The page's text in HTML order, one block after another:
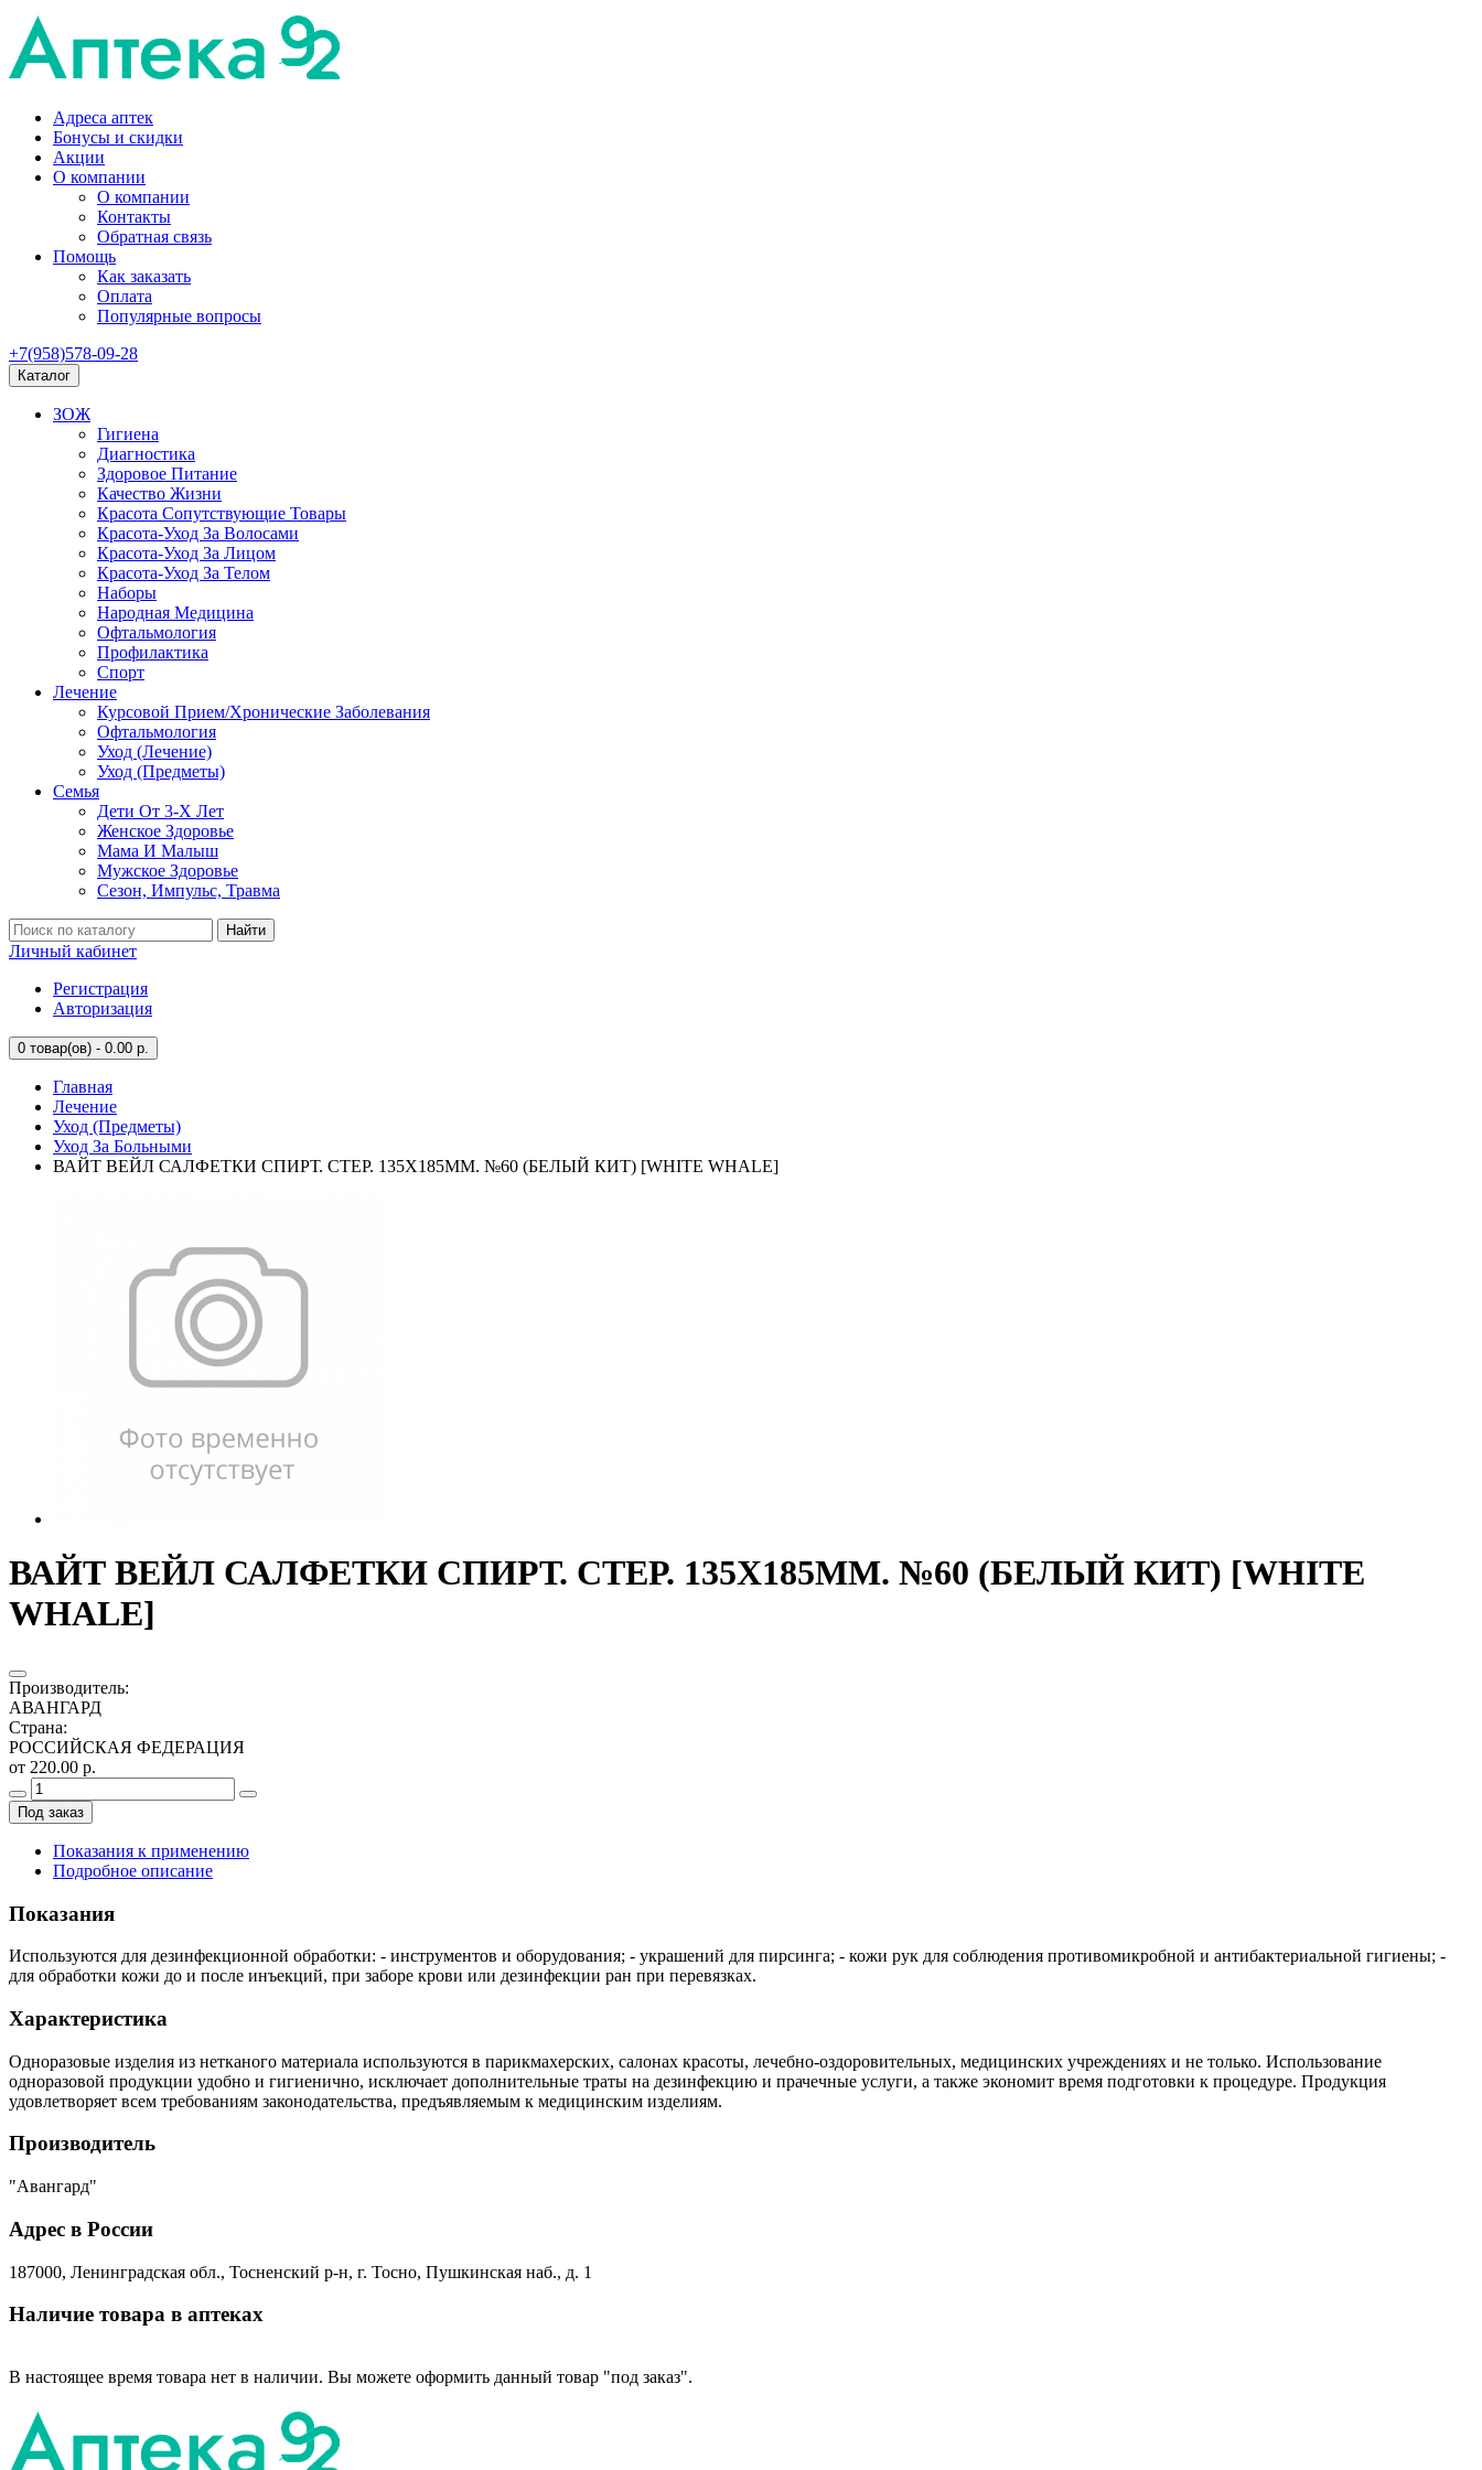
Адреса аптек
Бонусы и скидки
Акции
О компании
О компании
Контакты
Обратная связь
Помощь
Как заказать
Оплата
Популярные вопросы
+7(958)578-09-28
Каталог
ЗОЖ
Гигиена
Диагностика
Здоровое Питание
Качество Жизни
Красота Сопутствующие Товары
Красота-Уход За Волосами
Красота-Уход За Лицом
Красота-Уход За Телом
Наборы
Народная Медицина
Офтальмология
Профилактика
Спорт
Лечение
Курсовой Прием/Хронические Заболевания
Офтальмология
Уход (Лечение)
Уход (Предметы)
Семья
Дети От 3-Х Лет
Женское Здоровье
Мама И Малыш
Мужское Здоровье
Сезон, Импульс, Травма
Найти
Личный кабинет
Регистрация
Авторизация
0 товар(ов) - 0.00 р.
Главная
Лечение
Уход (Предметы)
Уход За Больными
ВАЙТ ВЕЙЛ САЛФЕТКИ СПИРТ. СТЕР. 135Х185ММ. №60 (БЕЛЫЙ КИТ) [WHITE WHALE]
ВАЙТ ВЕЙЛ САЛФЕТКИ СПИРТ. СТЕР. 135Х185ММ. №60 (БЕЛЫЙ КИТ) [WHITE
WHALE]
Производитель:
АВАНГАРД
Страна:
РОССИЙСКАЯ ФЕДЕРАЦИЯ
от 220.00 р.
Под заказ
Показания к применению
Подробное описание
Показания
Используются для дезинфекционной обработки: - инструментов и оборудования; - украшений для пирсинга; - кожи рук для соблюдения противомикробной и антибактериальной гигиены; -
для обработки кожи до и после инъекций, при заборе крови или дезинфекции ран при перевязках.
Характеристика
Одноразовые изделия из нетканого материала используются в парикмахерских, салонах красоты, лечебно-оздоровительных, медицинских учреждениях и не только. Использование
одноразовой продукции удобно и гигиенично, исключает дополнительные траты на дезинфекцию и прачечные услуги, а также экономит время подготовки к процедуре. Продукция
удовлетворяет всем требованиям законодательства, предъявляемым к медицинским изделиям.
Производитель
"Авангард"
Адрес в России
187000, Ленинградская обл., Тосненский р-н, г. Тосно, Пушкинская наб., д. 1
Наличие товара в аптеках
В настоящее время товара нет в наличии. Вы можете оформить данный товар "под заказ".